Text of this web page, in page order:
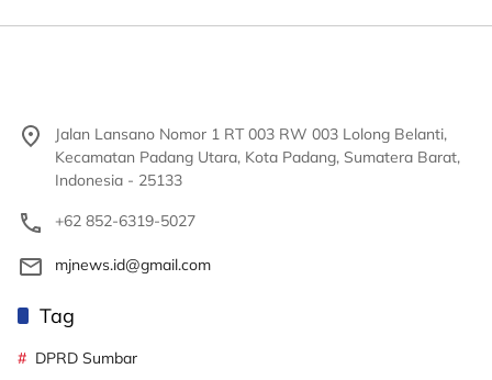
Jalan Lansano Nomor 1 RT 003 RW 003 Lolong Belanti,
Kecamatan Padang Utara, Kota Padang, Sumatera Barat,
Indonesia - 25133
+62 852-6319-5027
mjnews.id@gmail.com
Tag
DPRD Sumbar